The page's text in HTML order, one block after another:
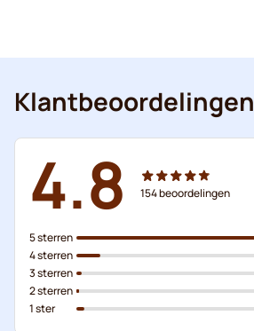
Klantbeoordelingen
4.8 154beoordelingen
5 sterren
4 sterren
3 sterren
2 sterren
1 ster